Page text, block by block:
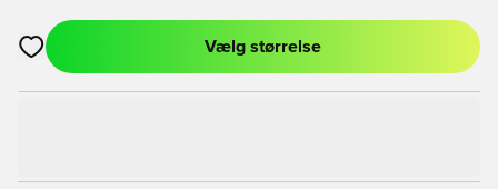
Åbner en Modal til at logge ind eller tilmelde dig som medlem
Vælg størrelse